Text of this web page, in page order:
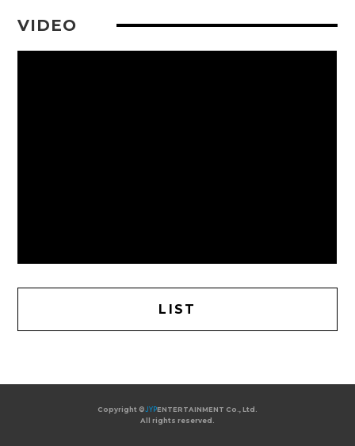
VIDEO
LIST
Copyright ©JYPENTERTAINMENT Co., Ltd.
All rights reserved.